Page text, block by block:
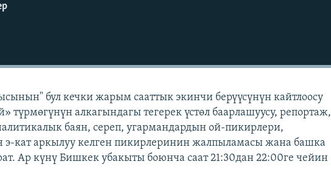
бул кечки жарым сааттык экинчи берүүсүнүн кайтлоосу
түрмөгүнүн алкагындагы тегерек үстөл баарлашуусу, репортаж,
баян, сереп, угармандардын ой-пикирлери,
э-кат аркылуу келген пикирлеринин жалпыламасы жана башка
Ар күнү Бишкек убакыты боюнча саат 21:30дан 22:00ге чейин